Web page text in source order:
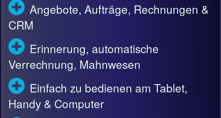
Angebote, Aufträge, Rechnungen &
CRM
Erinnerung, automatische
Verrechnung, Mahnwesen
Einfach zu bedienen am Tablet,
Handy & Computer